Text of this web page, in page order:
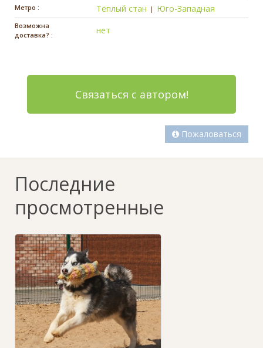
Метро : Тёплый стан | Юго-Западная
Возможна
доставка? :
нет
Связаться с автором!
Пожаловаться
Последние
просмотренные